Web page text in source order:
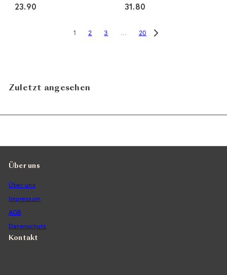
23.90
31.80
1 2 3 … 20
Zuletzt angesehen
Über uns
Über uns
Impressum
AGB
Datenschutz
Kontakt